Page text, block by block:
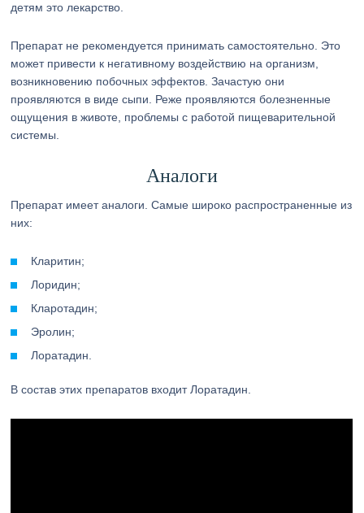
детям это лекарство.
Препарат не рекомендуется принимать самостоятельно. Это
может привести к негативному воздействию на организм,
возникновению побочных эффектов. Зачастую они
проявляются в виде сыпи. Реже проявляются болезненные
ощущения в животе, проблемы с работой пищеварительной
системы.
Аналоги
Препарат имеет аналоги. Самые широко распространенные из
них:
Кларитин;
Лоридин;
Кларотадин;
Эролин;
Лоратадин.
В состав этих препаратов входит Лоратадин.